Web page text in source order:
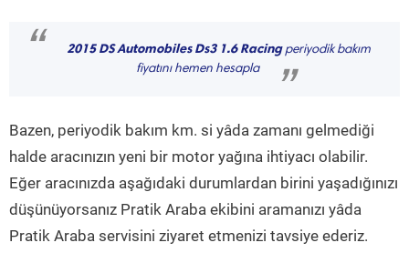
“ 2015 DS Automobiles Ds3 1.6 Racingperiyodik bakım
fiyatını hemen hesapla
”
Bazen, periyodik bakım km. si yâda zamanı gelmediği
halde aracınızın yeni bir motor yağına ihtiyacı olabilir.
Eğer aracınızda aşağıdaki durumlardan birini yaşadığınızı
düşünüyorsanız Pratik Araba ekibini aramanızı yâda
Pratik Araba servisini ziyaret etmenizi tavsiye ederiz.